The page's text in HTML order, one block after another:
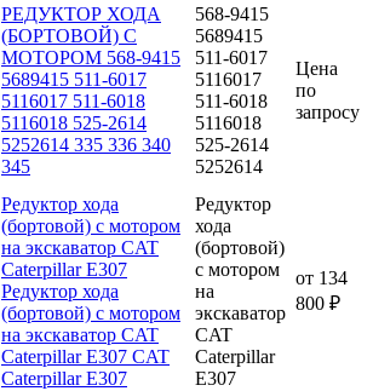
РЕДУКТОР ХОДА
(БОРТОВОЙ) С
МОТОРОМ 568-9415
5689415 511-6017
5116017 511-6018
5116018 525-2614
5252614 335 336 340
345
568-9415
5689415
511-6017
5116017
511-6018
5116018
525-2614
5252614
Цена
по
запросу
Редуктор хода
(бортовой) с мотором
на экскаватор CAT
Caterpillar E307
Редуктор хода
(бортовой) с мотором
на экскаватор CAT
Caterpillar E307 CAT
Caterpillar E307
Редуктор
хода
(бортовой)
с мотором
на
экскаватор
CAT
Caterpillar
E307
от 134
800 ₽